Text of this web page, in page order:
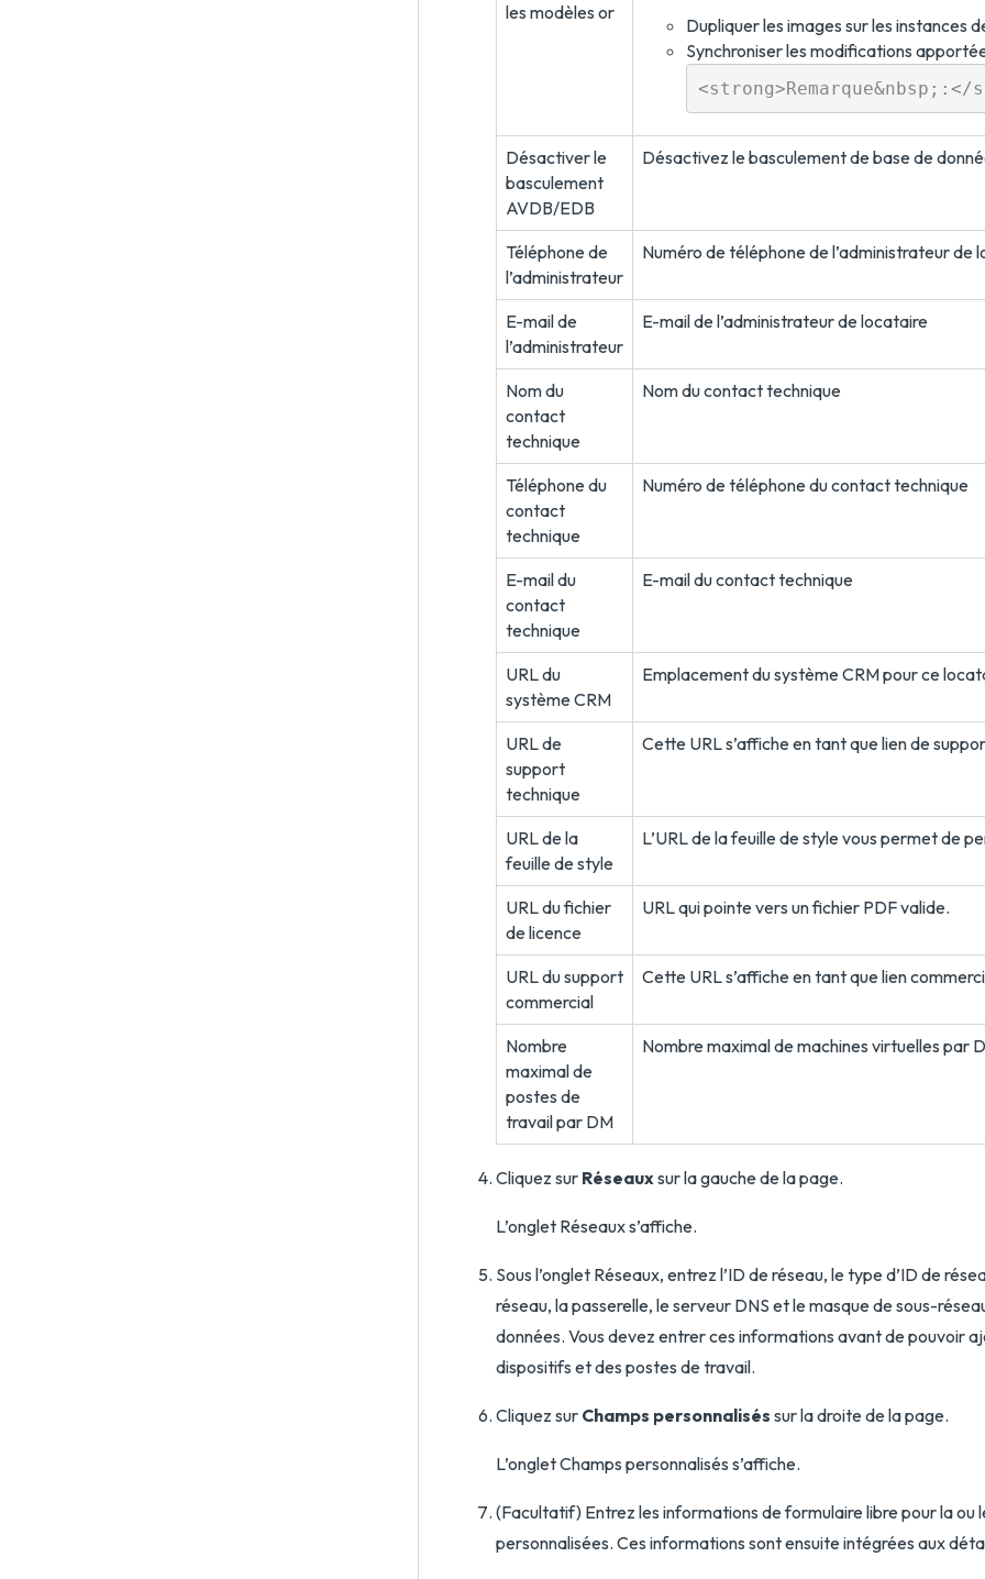
les modèles or
Dupliquer les images sur les instances
Synchroniser les modifications
Désactiver le
basculement
AVDB/EDB
Désactivez le basculement de base de
Téléphone de
l’administrateur
Numéro de téléphone de l’administrateur de
E-mail de
l’administrateur
E-mail de l’administrateur de locataire
Nom du
contact
technique
Nom du contact technique
Téléphone du
contact
technique
Numéro de téléphone du contact technique
E-mail du
contact
technique
E-mail du contact technique
URL du
système CRM
Emplacement du système CRM pour ce
URL de
support
technique
Cette URL s’affiche en tant que lien de
URL de la
feuille de style
L’URL de la feuille de style vous permet de
URL du fichier
de licence
URL qui pointe vers un fichier PDF valide.
URL du support
commercial
Cette URL s’affiche en tant que lien
Nombre
maximal de
postes de
travail par DM
Nombre maximal de machines virtuelles par
Cliquez sur Réseauxsur la gauche de la page.
L’onglet Réseaux s’affiche.
Sous l’onglet Réseaux, entrez l’ID de réseau, le type d’ID de
réseau, la passerelle, le serveur DNS et le masque de sous-
données. Vous devez entrer ces informations avant de pouvoir
dispositifs et des postes de travail.
Cliquez sur Champs personnalisés sur la droite de la page.
L’onglet Champs personnalisés s’affiche.
(Facultatif) Entrez les informations de formulaire libre pour la ou
personnalisées. Ces informations sont ensuite intégrées aux